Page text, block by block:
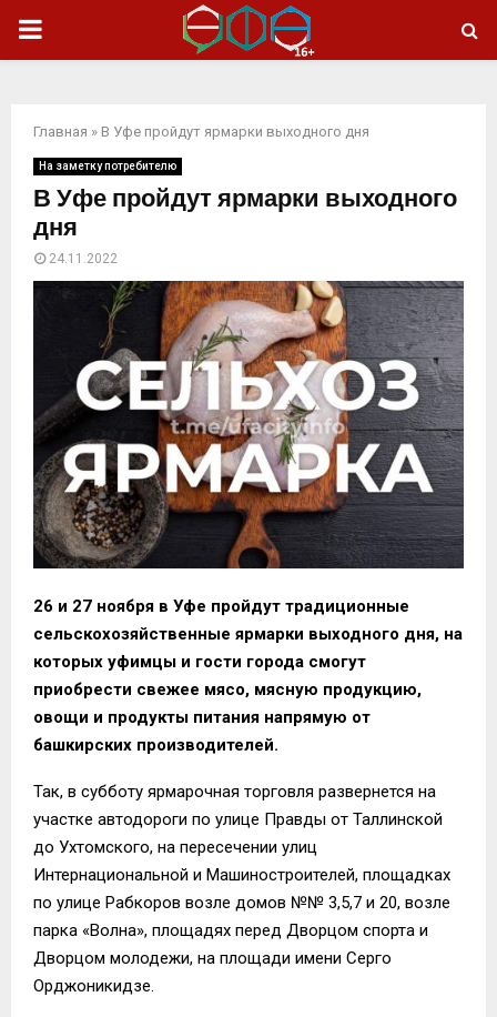
ОСНОВНОЕ
Главная » В Уфе пройдут ярмарки выходного дня
На заметку потребителю
В Уфе пройдут ярмарки выходного
дня
24.11.2022
26 и 27 ноября в Уфе пройдут традиционные
сельскохозяйственные ярмарки выходного дня, на
которых уфимцы и гости города смогут
приобрести свежее мясо, мясную продукцию,
овощи и продукты питания напрямую от
башкирских производителей.
Так, в субботу ярмарочная торговля развернется на
участке автодороги по улице Правды от Таллинской
до Ухтомского, на пересечении улиц
Интернациональной и Машиностроителей, площадках
по улице Рабкоров возле домов №№ 3,5,7 и 20, возле
парка «Волна», площадях перед Дворцом спорта и
Дворцом молодежи, на площади имени Серго
Орджоникидзе.